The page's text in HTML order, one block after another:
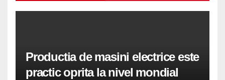
Productia de masini electrice este
practic oprita la nivel mondial